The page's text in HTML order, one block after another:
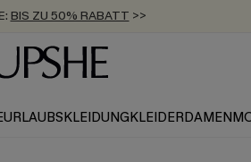
BIS ZU 50% RABATT >>
ZU -20% EXTRA ERHALTEN
VERSAND AB 89 €
URLAUBSKLEIDUNGKLEIDER